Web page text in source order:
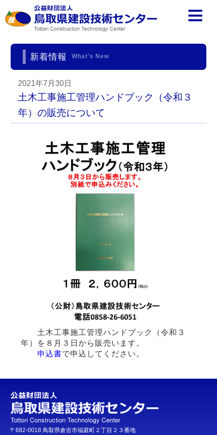
新着情報 What's New
2021年7月30日
土木工事施工管理ハンドブック（令和３
年）の販売について
土木工事施工管理ハンドブック（令和３
年）を８月３日から販売います。
申込書で申込してください。
〒682-0018 鳥取県倉吉市福庭町２丁目２３番地